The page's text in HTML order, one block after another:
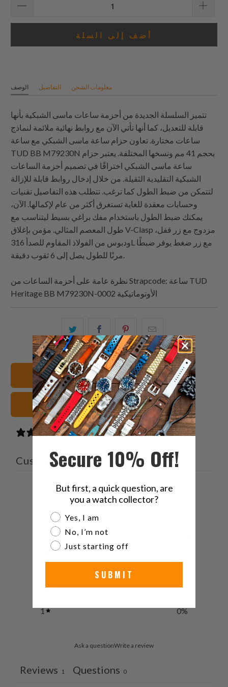
أضف إلى السلة
الوصف التفاصيل معلومات الشحن
تتميز السلسلة الجديدة من أحزمة ساعات ماسى الشبكية بأنها
قابلة للتعديل، كما أنها تأتي الآن مع روابط نهائية ملائمة لنماذج
ساعات مختارة. تعاون حزام ساعة ماسى الشبكي مع ساعة
TUD BB M79230N بحجم 41 مم ونسخها المختلفة. يعتبر حزام
ساعة ماسى الشبكي اختراقًا في تصميم أحزمة الساعات
الشبكية التقليدية الثقيلة. من خلال إدخال روابط قابلة للإزالة
لتتمكن من ضبط الطول كما ترغب. تتطلب هذه التفاصيل تقنيات
وحسابات معقدة للغاية تستغرق أكثر من عام لإكمالها. الآن،
يمكنك ضبط الطول باستخدام مفك براغي بسيط ليتناسب مع
طول المعصم المثالي. مؤمن بإغلاق V-Clasp مزدوج مع زر قفل،
ودبوس من الفولاذ المقاوم للصدأ 316L مع زر ضغط يوفر ضبطًا
مرنًا للطول يصل إلى 6 ثقوب دقيقة.
نظرة عامة على أحزمة الساعات منStrapcode: ساعة TUD
Heritage BB M79230N-0002 الأوتوماتيكية
شارك
هذا
على
تويتر
شارك
هذا
على
فيسبوك
شارك
هذا
على
بينتيريست
الإلكتروني
هذا
إلى
صديق
22mm أساور الساعات
TUD أساور الساعات
1 review
Customer reviews
5 / 51 review
1
0%
Ask a questionWrite a review
Reviews 1 Questions 0
Secure 10% Off!
But first, a quick question, are
you a watch collector?
Are you a watch collector?
Yes, I am
No, I’m not
Just starting off
SUBMIT